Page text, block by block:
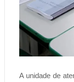
A unidade de